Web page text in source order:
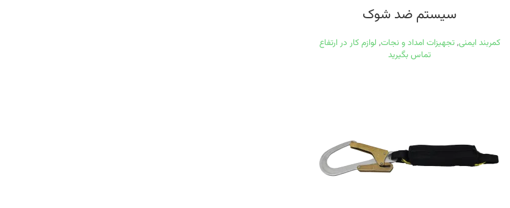
سیستم ضد شوک
کمربند ایمنی, تجهیزات امداد و نجات, لوازم کار در ارتفاع
تماس بگیرید